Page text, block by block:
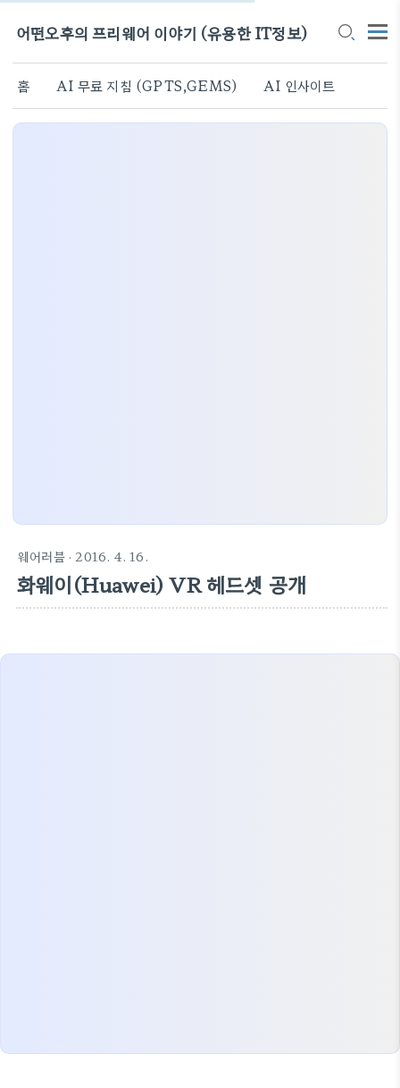
어떤오후의 프리웨어 이야기 (유용한 IT정보)
홈 AI 무료 지침 (GPTS,GEMS) AI 인사이트
웨어러블· 2016. 4. 16.
화웨이(Huawei) VR 헤드셋 공개